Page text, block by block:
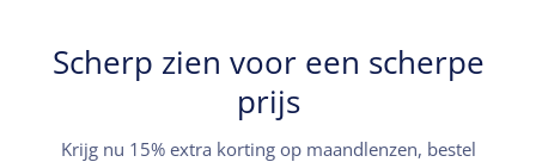
Scherp zien voor een scherpe
prijs
Krijg nu 15% extra korting op maandlenzen, bestel